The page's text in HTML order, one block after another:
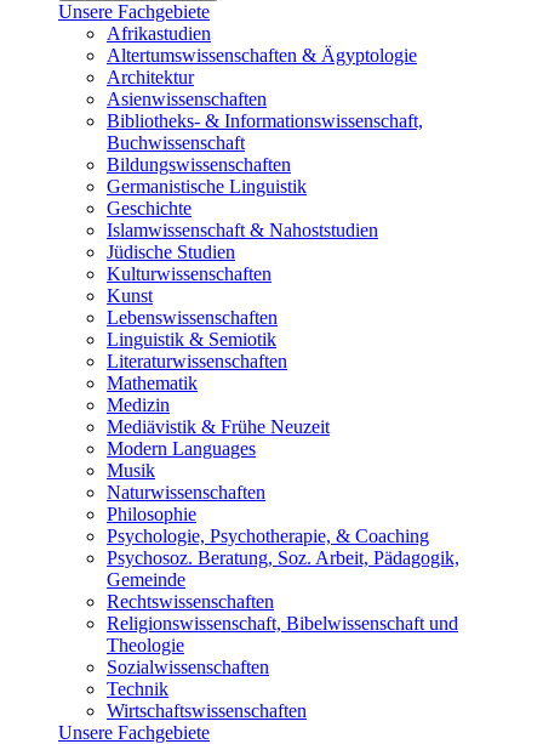
Unsere Fachgebiete
Afrikastudien
Altertumswissenschaften & Ägyptologie
Architektur
Asienwissenschaften
Bibliotheks- & Informationswissenschaft,
Buchwissenschaft
Bildungswissenschaften
Germanistische Linguistik
Geschichte
Islamwissenschaft & Nahoststudien
Jüdische Studien
Kulturwissenschaften
Kunst
Lebenswissenschaften
Linguistik & Semiotik
Literaturwissenschaften
Mathematik
Medizin
Mediävistik & Frühe Neuzeit
Modern Languages
Musik
Naturwissenschaften
Philosophie
Psychologie, Psychotherapie, & Coaching
Psychosoz. Beratung, Soz. Arbeit, Pädagogik,
Gemeinde
Rechtswissenschaften
Religionswissenschaft, Bibelwissenschaft und
Theologie
Sozialwissenschaften
Technik
Wirtschaftswissenschaften
Unsere Fachgebiete